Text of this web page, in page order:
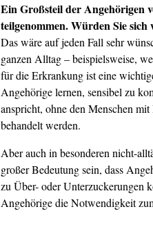
Ein Großsteil der Angehörigen
teilgenommen. Würden Sie sich
Das wäre auf jeden Fall sehr
ganzen Alltag – beispielsweise,
für die Erkrankung ist eine
Angehörige lernen, sensibel zu
anspricht, ohne den Menschen
behandelt werden.
Aber auch in besonderen nicht-
großer Bedeutung sein, dass
zu Über- oder Unterzuckerungen
Angehörige die Notwendigkeit